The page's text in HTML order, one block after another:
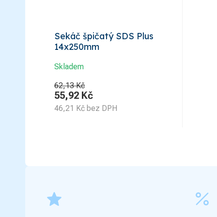
Sekáč špičatý SDS Plus
14x250mm
Skladem
62,13 Kč
55,92 Kč
46,21 Kč bez DPH
grade percent